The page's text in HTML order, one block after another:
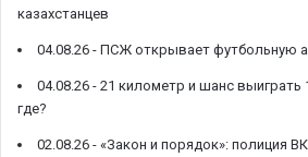
казахстанцев
04.08.26 - ПСЖ открывает футбольную
04.08.26 - 21 километр и шанс выиграть
где?
02.08.26 - «Закон и порядок»: полиция